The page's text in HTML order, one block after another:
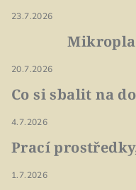
23.7.2026
20.7.2026
Co si sbalit na
4.7.2026
Prací
1.7.2026